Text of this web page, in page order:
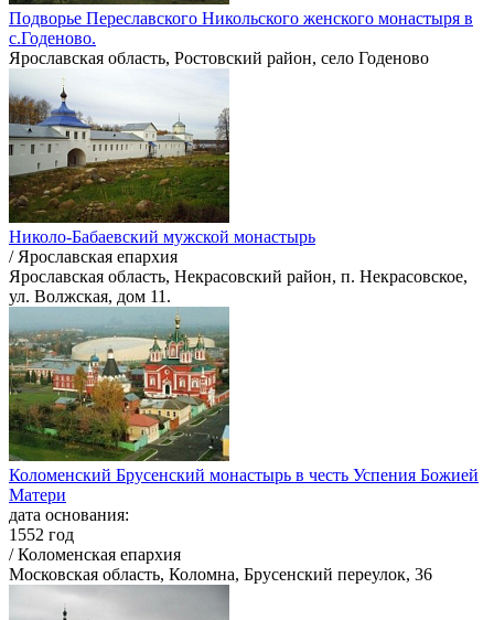
Подворье Переславского Никольского женского монастыря в
с.Годеново.
Ярославская область, Ростовский район, село Годеново
Николо-Бабаевский мужской монастырь
/ Ярославская епархия
Ярославская область, Некрасовский район, п. Некрасовское,
ул. Волжская, дом 11.
Коломенский Брусенский монастырь в честь Успения Божией
Матери
дата основания:
1552 год
/ Коломенская епархия
Московская область, Коломна, Брусенский переулок, 36